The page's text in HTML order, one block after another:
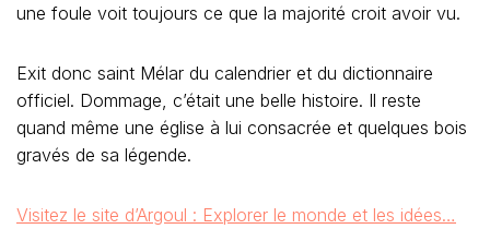
une foule voit toujours ce que la majorité croit avoir vu.
Exit donc saint Mélar du calendrier et du dictionnaire
officiel. Dommage, c’était une belle histoire. Il reste
quand même une église à lui consacrée et quelques bois
gravés de sa légende.
Visitez le site d’Argoul : Explorer le monde et les idées…